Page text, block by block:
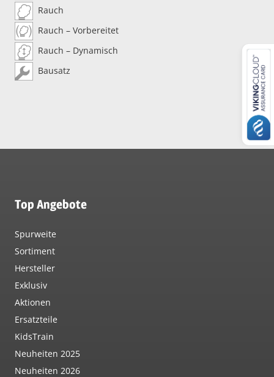
Rauch
Rauch – Vorbereitet
Rauch – Dynamisch
Bausatz
Top Angebote
Spurweite
Sortiment
Hersteller
Exklusiv
Aktionen
Ersatzteile
KidsTrain
Neuheiten 2025
Neuheiten 2026